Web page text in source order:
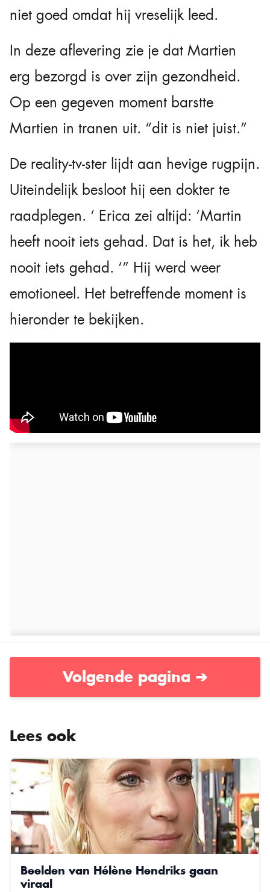
niet goed omdat hij vreselijk leed.
In deze aflevering zie je dat Martien
erg bezorgd is over zijn gezondheid.
Op een gegeven moment barstte
Martien in tranen uit. “dit is niet juist.”
De reality-tv-ster lijdt aan hevige rugpijn.
Uiteindelijk besloot hij een dokter te
raadplegen. ‘ Erica zei altijd: ‘Martin
heeft nooit iets gehad. Dat is het, ik heb
nooit iets gehad. ‘” Hij werd weer
emotioneel. Het betreffende moment is
hieronder te bekijken.
Volgende pagina ➔
Lees ook
Beelden van Hélène Hendriks gaan
viraal